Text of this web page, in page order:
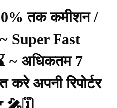
तक कमीशन /
Super Fast
~ अधिकतम 7
करे अपनी रिपोर्टर